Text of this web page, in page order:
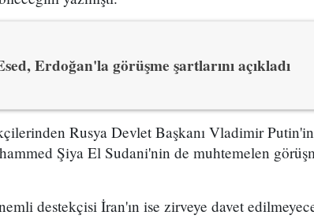
Erdoğan'la görüşme şartlarını açıkladı
Rusya Devlet Başkanı Vladimir Putin'in
Şiya El Sudani'nin de muhtemelen
destekçisi İran'ın ise zirveye davet